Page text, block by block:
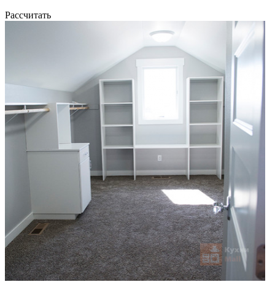
Рассчитать